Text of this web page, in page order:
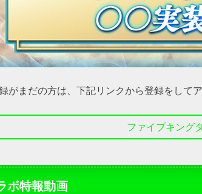
がまだの方は、下記リンクから登録をして
ファイブキング
ボ特報動画